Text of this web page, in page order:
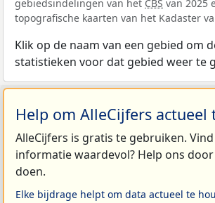
gebiedsindelingen van het CBS van 2025
topografische kaarten van het Kadaster
Klik op de naam van een gebied om
statistieken voor dat gebied weer te
Help om AlleCijfers actueel
AlleCijfers is gratis te gebruiken.
informatie waardevol? Help ons door
doen.
Elke bijdrage helpt om data actueel te